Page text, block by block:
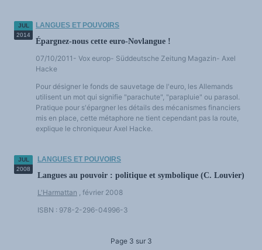
JUL
2014
LANGUES ET POUVOIRS
Épargnez-nous cette euro-Novlangue !
07/10/2011- Vox europ- Süddeutsche Zeitung Magazin- Axel
Hacke
Pour désigner le fonds de sauvetage de l'euro, les Allemands
utilisent un mot qui signifie "parachute", "parapluie" ou parasol.
Pratique pour s'épargner les détails des mécanismes financiers
mis en place, cette métaphore ne tient cependant pas la route,
explique le chroniqueur Axel Hacke.
JUL
2008
LANGUES ET POUVOIRS
Langues au pouvoir : politique et symbolique (C. Louvier)
L'Harmattan , février 2008
ISBN : 978-2-296-04996-3
Page 3 sur 3